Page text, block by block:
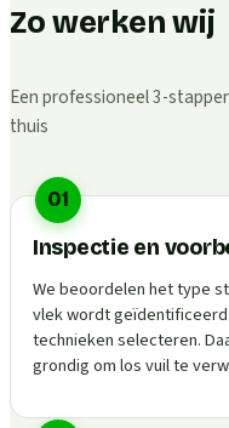
Zo werken wij
Een professioneel 3-
thuis
01
Inspectie en
We beoordelen het type
vlek wordt
technieken selecteren.
grondig om los vuil te